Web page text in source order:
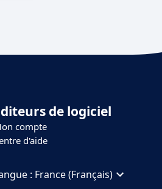
de logiciel
compte
d'aide
: France (Français)